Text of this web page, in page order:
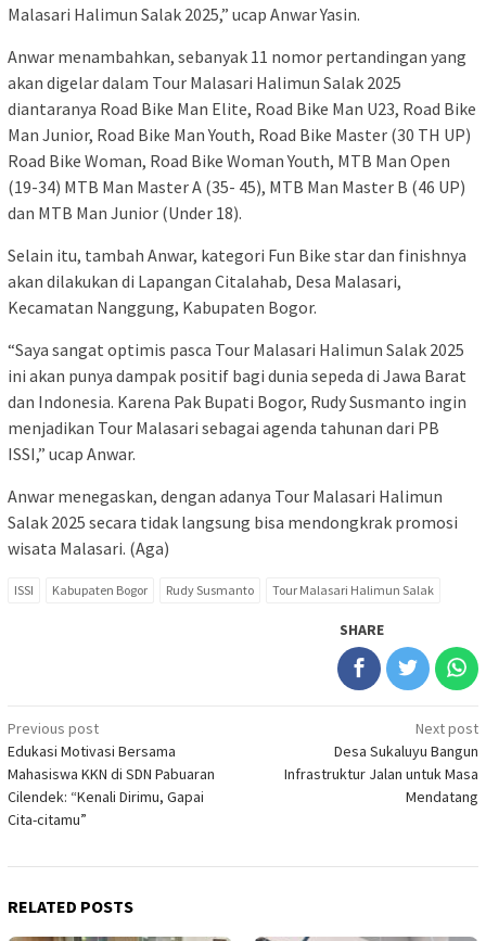
Malasari Halimun Salak 2025,” ucap Anwar Yasin.
Anwar menambahkan, sebanyak 11 nomor pertandingan yang
akan digelar dalam Tour Malasari Halimun Salak 2025
diantaranya Road Bike Man Elite, Road Bike Man U23, Road Bike
Man Junior, Road Bike Man Youth, Road Bike Master (30 TH UP)
Road Bike Woman, Road Bike Woman Youth, MTB Man Open
(19-34) MTB Man Master A (35- 45), MTB Man Master B (46 UP)
dan MTB Man Junior (Under 18).
Selain itu, tambah Anwar, kategori Fun Bike star dan finishnya
akan dilakukan di Lapangan Citalahab, Desa Malasari,
Kecamatan Nanggung, Kabupaten Bogor.
“Saya sangat optimis pasca Tour Malasari Halimun Salak 2025
ini akan punya dampak positif bagi dunia sepeda di Jawa Barat
dan Indonesia. Karena Pak Bupati Bogor, Rudy Susmanto ingin
menjadikan Tour Malasari sebagai agenda tahunan dari PB
ISSI,” ucap Anwar.
Anwar menegaskan, dengan adanya Tour Malasari Halimun
Salak 2025 secara tidak langsung bisa mendongkrak promosi
wisata Malasari. (Aga)
ISSI Kabupaten Bogor Rudy Susmanto Tour Malasari Halimun Salak
SHARE
Post
navigation
Previous post
Edukasi Motivasi Bersama
Mahasiswa KKN di SDN Pabuaran
Cilendek: “Kenali Dirimu, Gapai
Cita-citamu”
Next post
Desa Sukaluyu Bangun
Infrastruktur Jalan untuk Masa
Mendatang
RELATED POSTS